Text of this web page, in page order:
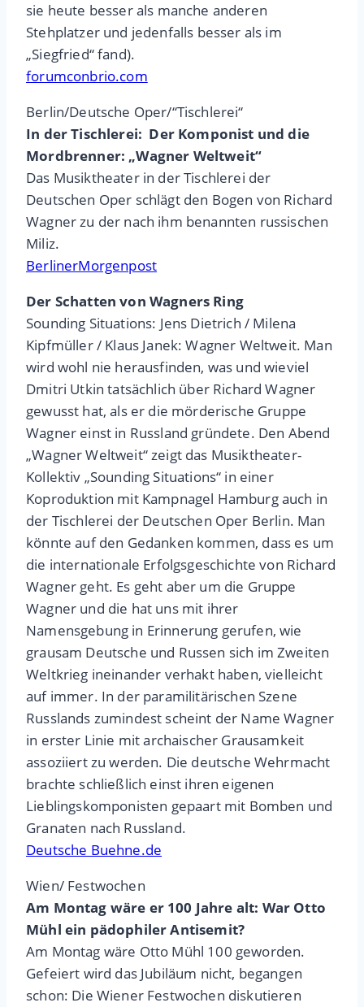
sie heute besser als manche anderen
Stehplatzer und jedenfalls besser als im
„Siegfried“ fand).
forumconbrio.com
Berlin/Deutsche Oper/“Tischlerei“
In der Tischlerei: Der Komponist und die
Mordbrenner: „Wagner Weltweit“
Das Musiktheater in der Tischlerei der
Deutschen Oper schlägt den Bogen von Richard
Wagner zu der nach ihm benannten russischen
Miliz.
BerlinerMorgenpost
Der Schatten von Wagners Ring
Sounding Situations: Jens Dietrich / Milena
Kipfmüller / Klaus Janek: Wagner Weltweit. Man
wird wohl nie herausfinden, was und wieviel
Dmitri Utkin tatsächlich über Richard Wagner
gewusst hat, als er die mörderische Gruppe
Wagner einst in Russland gründete. Den Abend
„Wagner Weltweit“ zeigt das Musiktheater-
Kollektiv „Sounding Situations“ in einer
Koproduktion mit Kampnagel Hamburg auch in
der Tischlerei der Deutschen Oper Berlin. Man
könnte auf den Gedanken kommen, dass es um
die internationale Erfolgsgeschichte von Richard
Wagner geht. Es geht aber um die Gruppe
Wagner und die hat uns mit ihrer
Namensgebung in Erinnerung gerufen, wie
grausam Deutsche und Russen sich im Zweiten
Weltkrieg ineinander verhakt haben, vielleicht
auf immer. In der paramilitärischen Szene
Russlands zumindest scheint der Name Wagner
in erster Linie mit archaischer Grausamkeit
assoziiert zu werden. Die deutsche Wehrmacht
brachte schließlich einst ihren eigenen
Lieblingskomponisten gepaart mit Bomben und
Granaten nach Russland.
Deutsche Buehne.de
Wien/ Festwochen
Am Montag wäre er 100 Jahre alt: War Otto
Mühl ein pädophiler Antisemit?
Am Montag wäre Otto Mühl 100 geworden.
Gefeiert wird das Jubiläum nicht, begangen
schon: Die Wiener Festwochen diskutieren